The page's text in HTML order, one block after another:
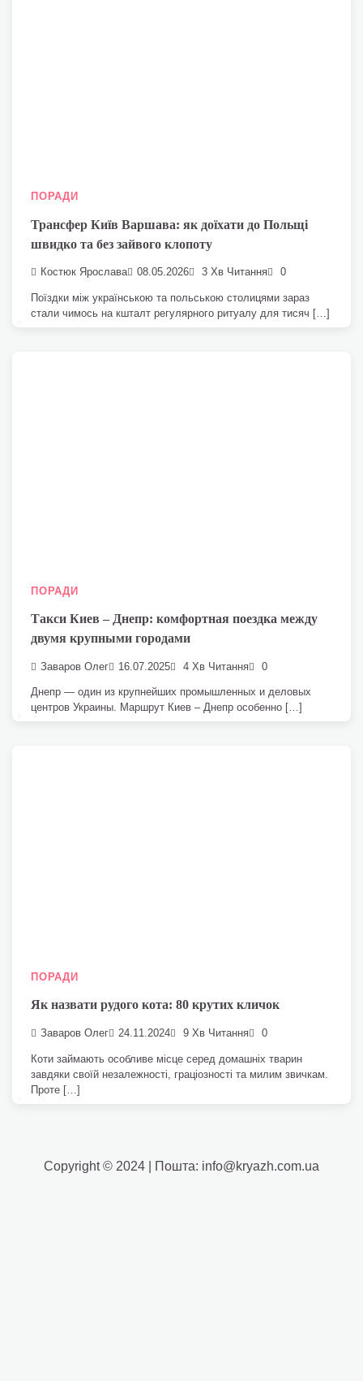
ПОРАДИ
Трансфер Київ Варшава: як доїхати до Польщі
швидко та без зайвого клопоту
Костюк Ярослава 08.05.2026 3 Хв Читання 0
Поїздки між українською та польською столицями зараз
стали чимось на кшталт регулярного ритуалу для тисяч […]
ПОРАДИ
Такси Киев – Днепр: комфортная поездка между
двумя крупными городами
Заваров Олег 16.07.2025 4 Хв Читання 0
Днепр — один из крупнейших промышленных и деловых
центров Украины. Маршрут Киев – Днепр особенно […]
ПОРАДИ
Як назвати рудого кота: 80 крутих кличок
Заваров Олег 24.11.2024 9 Хв Читання 0
Коти займають особливе місце серед домашніх тварин
завдяки своїй незалежності, граціозності та милим звичкам.
Проте […]
Copyright © 2024 | Пошта: info@kryazh.com.ua